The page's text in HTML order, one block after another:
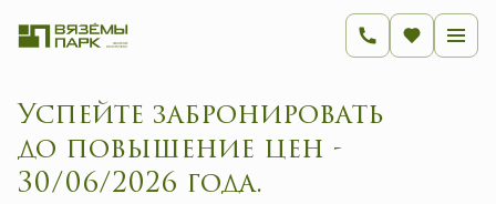
Успейте забронировать
до повышение цен -
30/06/2026 года.
1-комнатная28.8 м2